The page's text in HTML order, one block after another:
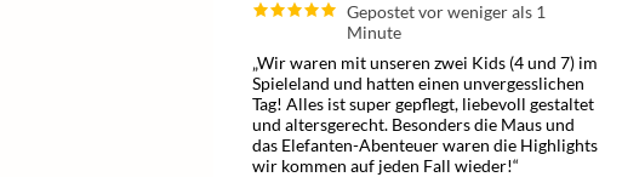
Gepostet vor weniger als 1
Minute
„Wir waren mit unseren zwei Kids (4 und 7) im
Spieleland und hatten einen unvergesslichen
Tag! Alles ist super gepflegt, liebevoll gestaltet
und altersgerecht. Besonders die Maus und
das Elefanten-Abenteuer waren die Highlights
wir kommen auf jeden Fall wieder!“